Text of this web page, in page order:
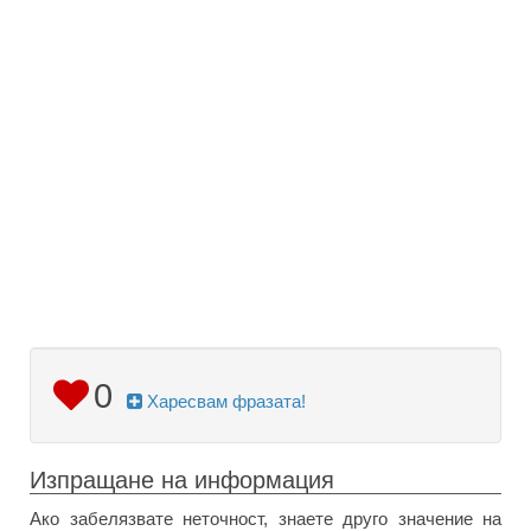
0 Харесвам фразата!
Изпращане на информация
Ако забелязвате неточност, знаете друго значение на